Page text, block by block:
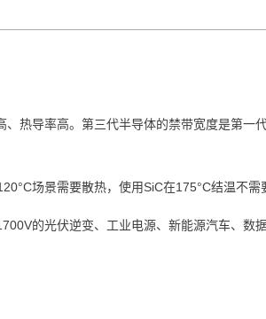
热导率高。第三代半导体的禁带宽度是第一
场景需要散热，使用SiC在175°C结温不需
的光伏逆变、工业电源、新能源汽车、数